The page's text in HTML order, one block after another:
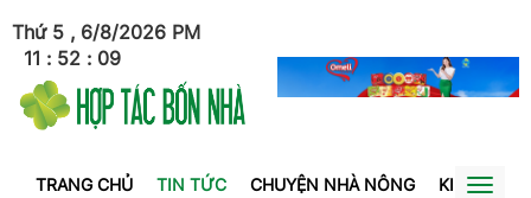
Thứ 5 , 6/8/2026
11 : 52 : 09
PM
TRANG CHỦ TIN TỨC CHUYỆN NHÀ NÔNG KINH TẾToggle